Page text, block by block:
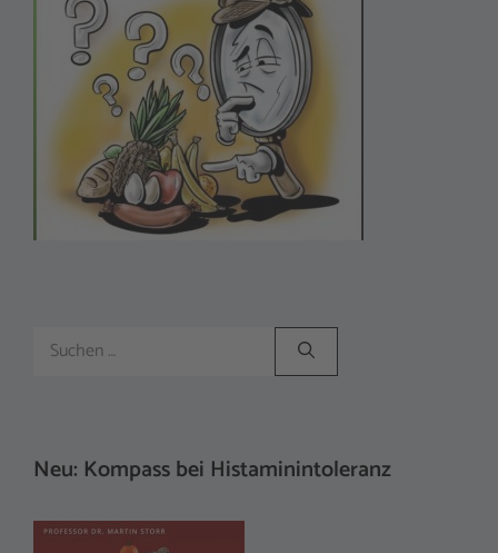
Suchen
nach:
Neu: Kompass bei Histaminintoleranz